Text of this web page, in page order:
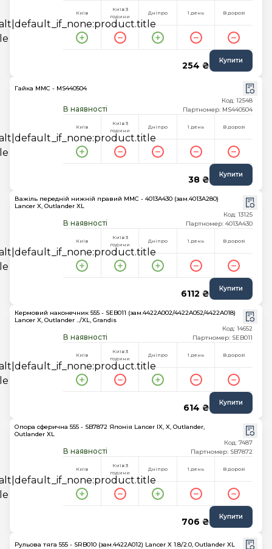
Київ
Київ 3
години
Дніпро 1 день В дорозі
254 ₴ Купити
Гайка MMC - MS440504
В наявності
Код: 12548
Партномер: MS440504
Київ
Київ 3
години
Дніпро 1 день В дорозі
38 ₴ Купити
Важіль передній нижній правий MMC - 4013A430 (зам.4013A280)
Lancer X, Outlander XL
В наявності
Код: 13125
Партномер: 4013A430
Київ
Київ 3
години
Дніпро 1 день В дорозі
6112 ₴ Купити
Кермовий наконечник 555 - SEB011 (зам.4422A002/4422A052/4422A018)
Lancer X, Outlander ../XL, Grandis
В наявності
Код: 14652
Партномер: SEB011
Київ
Київ 3
години
Дніпро 1 день В дорозі
614 ₴ Купити
Опора сферична 555 - SB7872 Японія Lancer IX, X, Outlander,
Outlander XL
В наявності
Код: 7487
Партномер: SB7872
Київ
Київ 3
години
Дніпро 1 день В дорозі
706 ₴ Купити
Рульова тяга 555 - SRB010 (зам.4422A012) Lancer X 1.8/2.0, Outlander XL